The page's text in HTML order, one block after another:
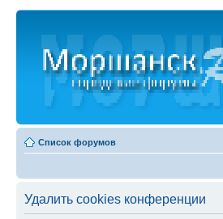
Список форумов
Удалить cookies конференции